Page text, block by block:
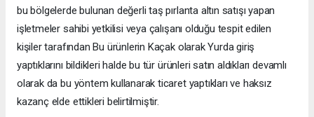
bu bölgelerde bulunan değerli taş pırlanta altın satışı yapan
işletmeler sahibi yetkilisi veya çalışanı olduğu tespit edilen
kişiler tarafından Bu ürünlerin Kaçak olarak Yurda giriş
yaptıklarını bildikleri halde bu tür ürünleri satın aldıkları devamlı
olarak da bu yöntem kullanarak ticaret yaptıkları ve haksız
kazanç elde ettikleri belirtilmiştir.